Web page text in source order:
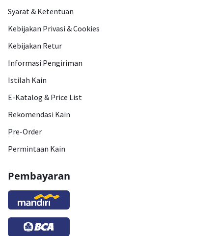
Syarat & Ketentuan
Kebijakan Privasi & Cookies
Kebijakan Retur
Informasi Pengiriman
Istilah Kain
E-Katalog & Price List
Rekomendasi Kain
Pre-Order
Permintaan Kain
Pembayaran